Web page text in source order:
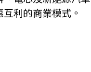
利的商業模式。